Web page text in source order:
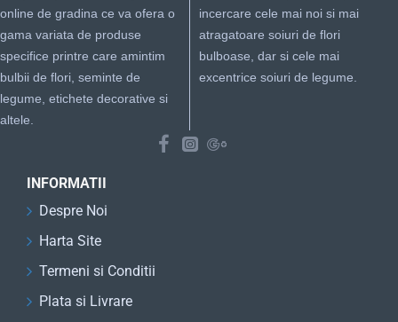
online de gradina ce va ofera o
gama variata de produse
specifice printre care amintim
bulbii de flori, seminte de
legume, etichete decorative si
altele.
incercare cele mai noi si mai
atragatoare soiuri de flori
bulboase, dar si cele mai
excentrice soiuri de legume.
INFORMATII
Despre Noi
Harta Site
Termeni si Conditii
Plata si Livrare